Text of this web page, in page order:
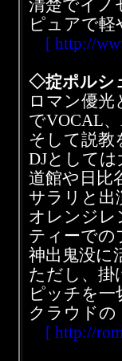
清楚でイノ
ピュアで
[ http://
◇掟ポルシ
ロマン優
でVOCAL
そして説教
DJとして
道館や日比
サラリと出
オレンジレ
ティーでの
神出鬼没に
ただし、掛
ピッチを
クラウドの
[ http://